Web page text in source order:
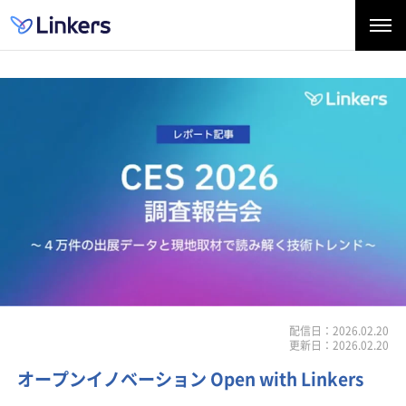
配信日：2026.02.20
更新日：2026.02.20
オープンイノベーション Open with Linkers